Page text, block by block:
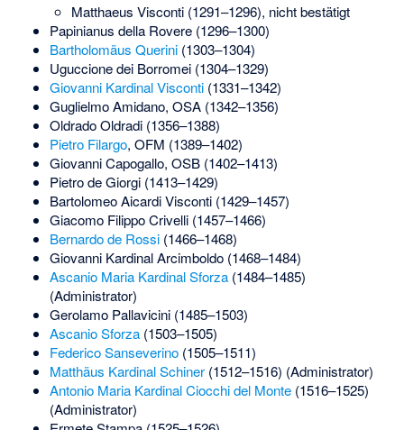
Matthaeus Visconti (1291–1296), nicht bestätigt
Papinianus della Rovere (1296–1300)
Bartholomäus Querini(1303–1304)
Uguccione dei Borromei (1304–1329)
Giovanni Kardinal Visconti(1331–1342)
Guglielmo Amidano, OSA (1342–1356)
Oldrado Oldradi (1356–1388)
Pietro Filargo, OFM (1389–1402)
Giovanni Capogallo, OSB (1402–1413)
Pietro de Giorgi (1413–1429)
Bartolomeo Aicardi Visconti(1429–1457)
Giacomo Filippo Crivelli (1457–1466)
Bernardo de Rossi(1466–1468)
Giovanni Kardinal Arcimboldo(1468–1484)
Ascanio Maria Kardinal Sforza(1484–1485)
(Administrator)
Gerolamo Pallavicini(1485–1503)
Ascanio Sforza(1503–1505)
Federico Sanseverino(1505–1511)
Matthäus Kardinal Schiner(1512–1516) (Administrator)
Antonio Maria Kardinal Ciocchi del Monte(1516–1525)
(Administrator)